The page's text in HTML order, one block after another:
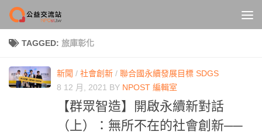
Skip to content
TAGGED: 旅庫彰化
新聞 / 社會創新 / 聯合國永續發展目標 SDGS
8 12 月, 2021 BY NPOST 編輯室
【群眾智造】開啟永續新對話
（上）：無所不在的社會創新──